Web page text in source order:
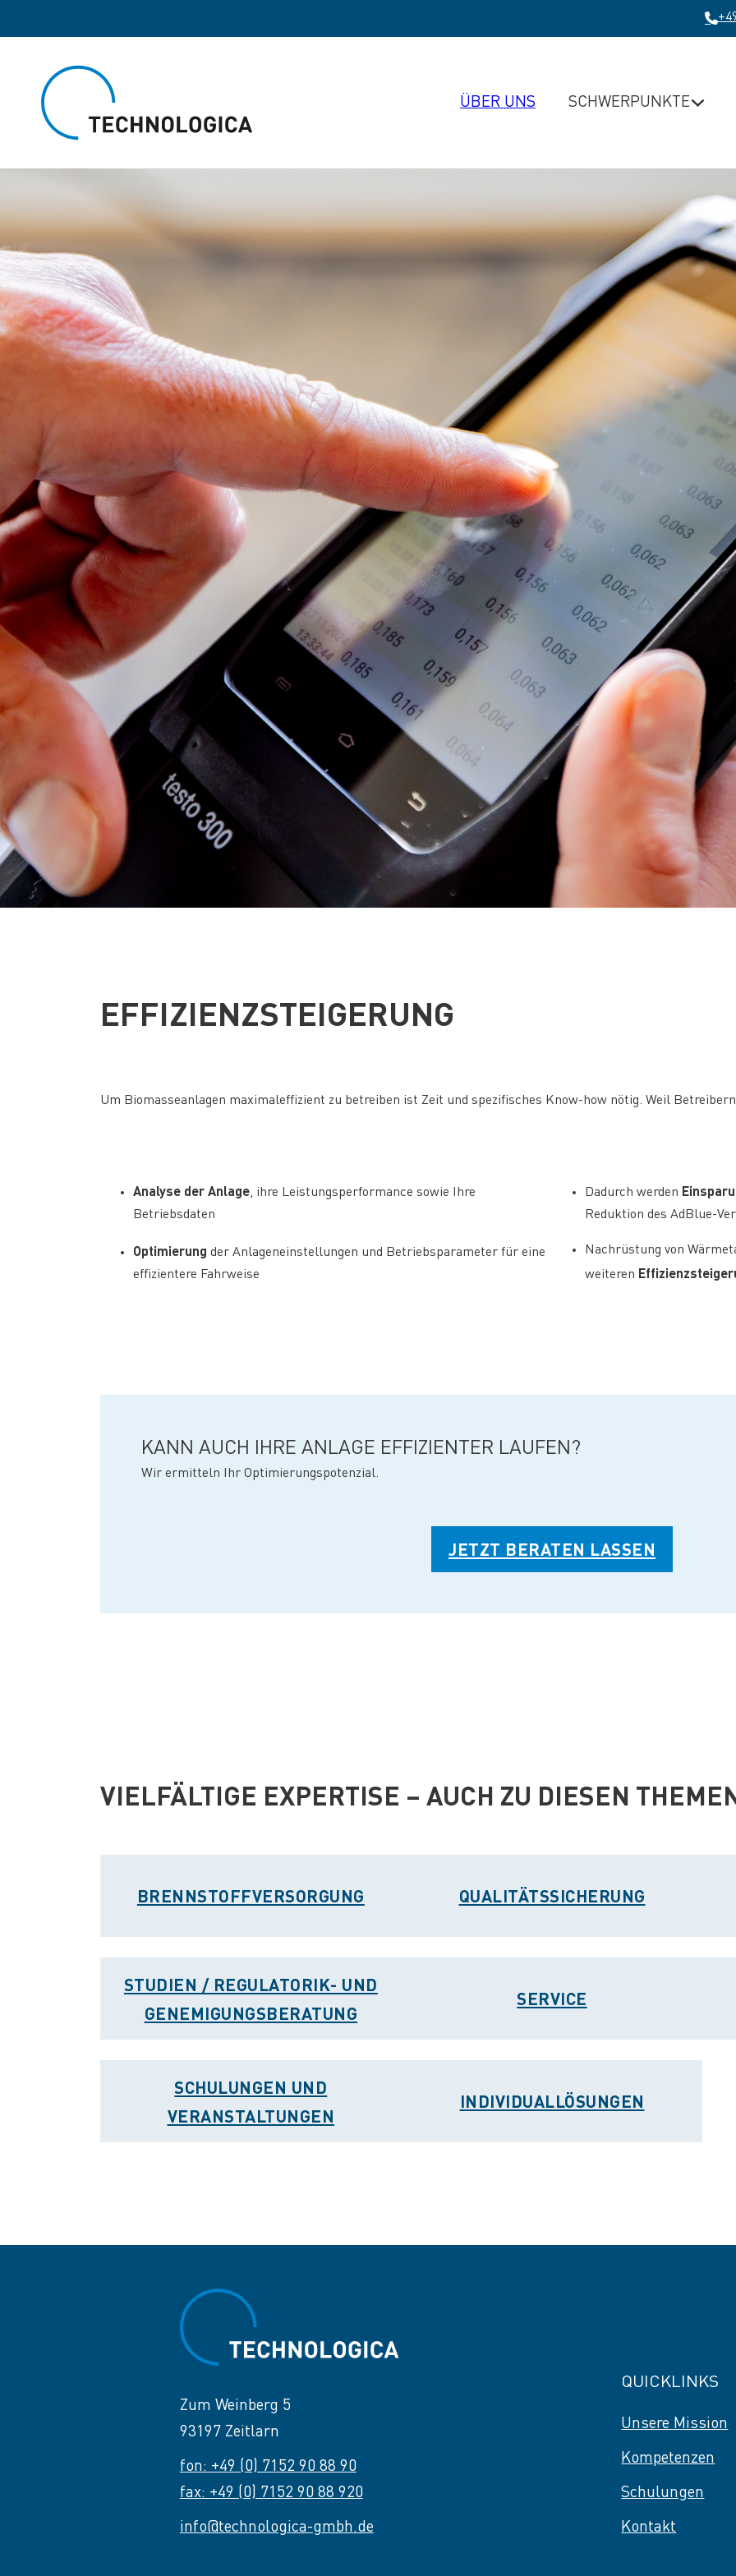
ÜBER UNS SCHWERPUNKTE
EFFIZIENZSTEIGERUNG
Um Biomasseanlagen maximaleffizient zu betreiben ist Zeit und spezifisches Know-how nötig. Weil
Analyse der Anlage, ihre Leistungsperformance sowie Ihre
Betriebsdaten
Optimierung der Anlageneinstellungen und Betriebsparameter für eine
effizientere Fahrweise
Dadurch werden
Reduktion des AdBlue-
Nachrüstung von
weiteren
KANN AUCH IHRE ANLAGE EFFIZIENTER LAUFEN?
Wir ermitteln Ihr Optimierungspotenzial.
JETZT BERATEN LASSEN
VIELFÄLTIGE EXPERTISE – AUCH ZU DIESEN
BRENNSTOFFVERSORGUNG QUALITÄTSSICHERUNG
STUDIEN / REGULATORIK- UND
GENEMIGUNGSBERATUNG
SERVICE
SCHULUNGEN UND
VERANSTALTUNGEN
INDIVIDUALLÖSUNGEN
Zum Weinberg 5
93197 Zeitlarn
fon: +49 (0) 7152 90 88 90
fax: +49 (0) 7152 90 88 920
info@technologica-gmbh.de
QUICKLINKS
Unsere Mission
Kompetenzen
Schulungen
Kontakt